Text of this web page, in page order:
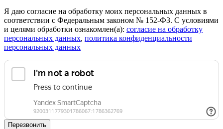
Я даю согласие на обработку моих персональных данных в
соответствии с Федеральным законом № 152-ФЗ. С условиями
и целями обработки ознакомлен(а): cогласие на обработку
персональных данных, политика конфиденциальности
персональных данных
Перезвонить